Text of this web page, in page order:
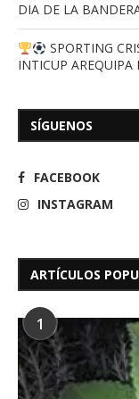
DIA DE LA
SPORTING
INTICUP AREQUIPA
SÍGUENOS
FACEBOOK
INSTAGRAM
ARTÍCULOS
1